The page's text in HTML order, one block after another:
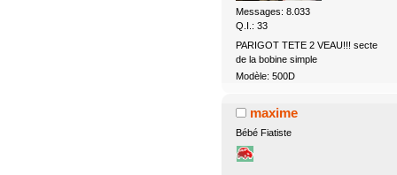
Messages: 8.033
Q.I.: 33
PARIGOT TETE 2 VEAU!!! secte
de la bobine simple
Modèle: 500D
maxime
Bébé Fiatiste